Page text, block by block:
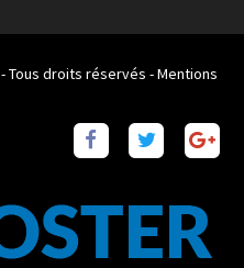
- Tous droits réservés -Mentions